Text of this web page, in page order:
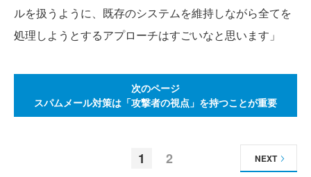
ルを扱うように、既存のシステムを維持しながら全てを
処理しようとするアプローチはすごいなと思います」
次のページ
スパムメール対策は「攻撃者の視点」を持つことが重要
1 2 NEXT